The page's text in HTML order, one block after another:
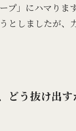
プ」にハマりま
としましたが、
どう抜け出す